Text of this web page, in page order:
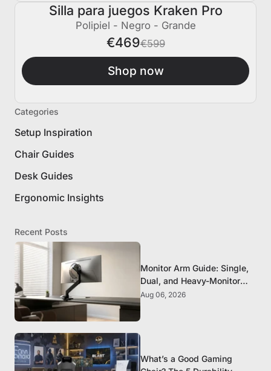
€130 APAGADO
Silla para juegos Kraken Pro
Polipiel - Negro - Grande
€469€599
Shop now
Categories
Setup Inspiration
Chair Guides
Desk Guides
Ergonomic Insights
Recent Posts
Monitor Arm Guide: Single,
Dual, and Heavy-Monitor
Mounts
Aug 06, 2026
What’s a Good Gaming